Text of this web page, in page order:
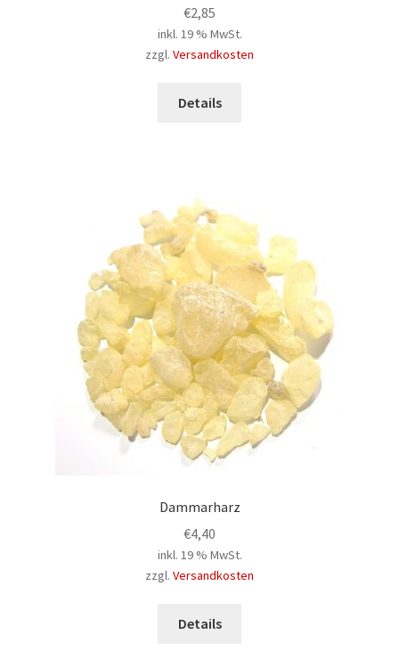
€2,85
inkl. 19 % MwSt.
zzgl. Versandkosten
Details
Dammarharz
€4,40
inkl. 19 % MwSt.
zzgl. Versandkosten
Details